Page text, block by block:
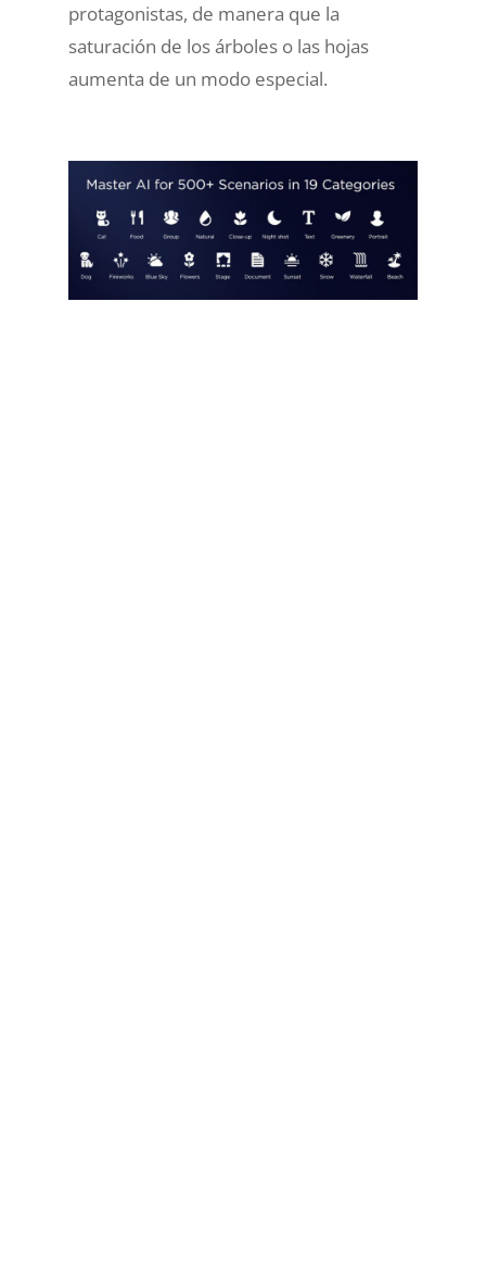
protagonistas, de manera que la
saturación de los árboles o las hojas
aumenta de un modo especial.